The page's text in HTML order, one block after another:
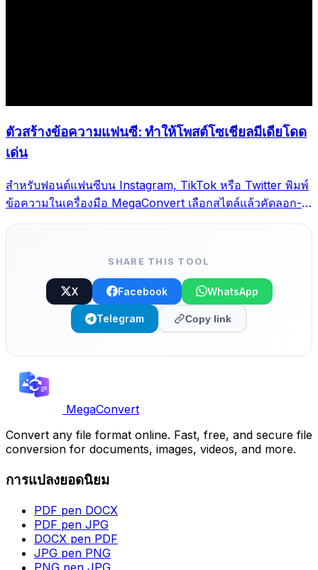
ตัวสร้างข้อความแฟนซี: ทำให้โพสต์โซเชียลมีเดียโดด
เด่น
สำหรับฟอนต์แฟนซีบน Instagram, TikTok หรือ Twitter พิมพ์
ข้อความในเครื่องมือ MegaConvert เลือกสไตล์แล้วคัดลอก-
วาง
SHARE THIS TOOL
X Facebook WhatsApp
Telegram Copy link
MegaConvert
Convert any file format online. Fast, free, and secure file
conversion for documents, images, videos, and more.
การแปลงยอดนิยม
PDF pen DOCX
PDF pen JPG
DOCX pen PDF
JPG pen PNG